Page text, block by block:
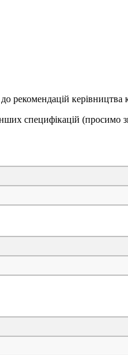
рекомендацій керівництва
специфікацій (просимо